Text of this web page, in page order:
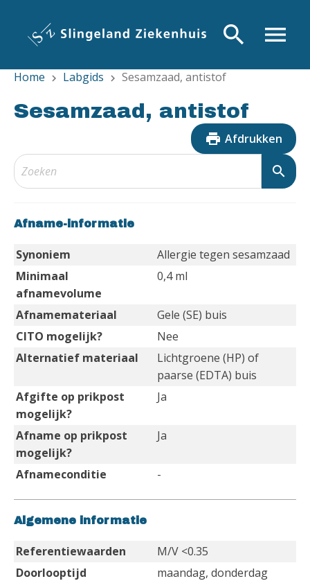
inhoud
menu
search
Home chevron_right Labgids chevron_right Sesamzaad, antistof
Sesamzaad, antistof
print Afdrukken
search
Afname-informatie
Synoniem
Allergie tegen sesamzaad
Minimaal
afnamevolume
0,4 ml
Afnamemateriaal
Gele (SE) buis
CITO mogelijk?
Nee
Alternatief materiaal
Lichtgroene (HP) of
paarse (EDTA) buis
Afgifte op prikpost
mogelijk?
Ja
Afname op prikpost
mogelijk?
Ja
Afnameconditie -
Algemene informatie
Referentiewaarden
M/V <0.35
Doorlooptijd
maandag, donderdag